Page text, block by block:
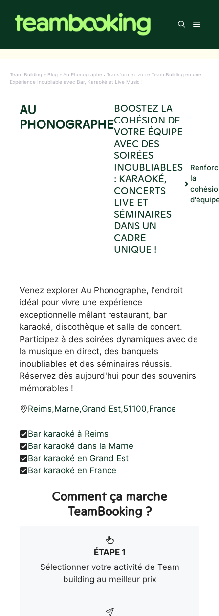
contenu
Menu
Team Building » Blog » Au Phonographe : Transformez votre Team Building en une
Expérience Inoubliable avec Bar, Karaoké et Live Music !
AU
PHONOGRAPHE
BOOSTEZ LA
COHÉSION DE
VOTRE ÉQUIPE
AVEC DES
SOIRÉES
INOUBLIABLES
: KARAOKÉ,
CONCERTS
LIVE ET
SÉMINAIRES
DANS UN
CADRE
UNIQUE !
la
Venez explorer Au Phonographe, l'endroit
idéal pour vivre une expérience
exceptionnelle mêlant restaurant, bar
karaoké, discothèque et salle de concert.
Participez à des soirées dynamiques avec de
la musique en direct, des banquets
inoubliables et des séminaires réussis.
Réservez dès aujourd'hui pour des souvenirs
mémorables !
Reims,Marne,Grand Est,51100,France
Bar karaoké à Reims
Bar karaoké dans la Marne
Bar karaoké en Grand Est
Bar karaoké en France
Comment ça marche
TeamBooking ?
ÉTAPE 1
Sélectionner votre activité de Team
building au meilleur prix